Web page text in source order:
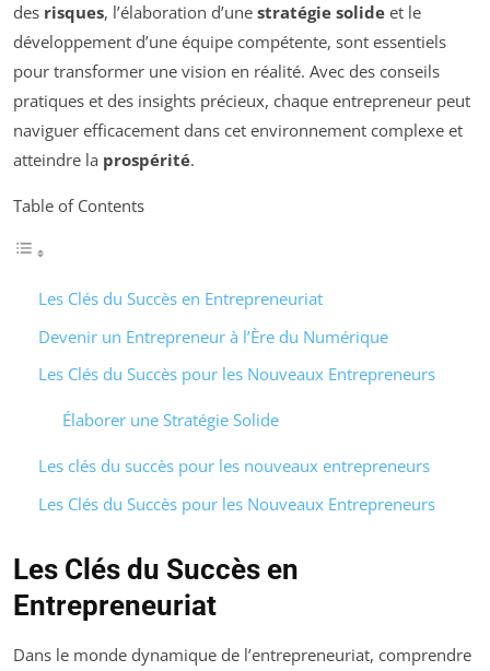
des risques, l’élaboration d’une stratégie solide et le
développement d’une équipe compétente, sont essentiels
pour transformer une vision en réalité. Avec des conseils
pratiques et des insights précieux, chaque entrepreneur peut
naviguer efficacement dans cet environnement complexe et
atteindre la prospérité.
Table of Contents
Les Clés du Succès en Entrepreneuriat
Devenir un Entrepreneur à l’Ère du Numérique
Les Clés du Succès pour les Nouveaux Entrepreneurs
Élaborer une Stratégie Solide
Les clés du succès pour les nouveaux entrepreneurs
Les Clés du Succès pour les Nouveaux Entrepreneurs
Les Clés du Succès en
Entrepreneuriat
Dans le monde dynamique de l’entrepreneuriat, comprendre